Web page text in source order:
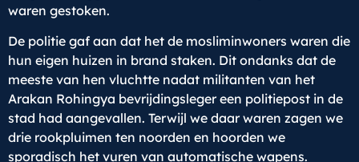
waren gestoken.
De politie gaf aan dat het de mosliminwoners waren die
hun eigen huizen in brand staken. Dit ondanks dat de
meeste van hen vluchtte nadat militanten van het
Arakan Rohingya bevrijdingsleger een politiepost in de
stad had aangevallen. Terwijl we daar waren zagen we
drie rookpluimen ten noorden en hoorden we
sporadisch het vuren van automatische wapens.